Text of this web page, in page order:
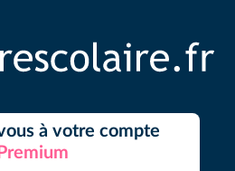
à votre compte
Premium